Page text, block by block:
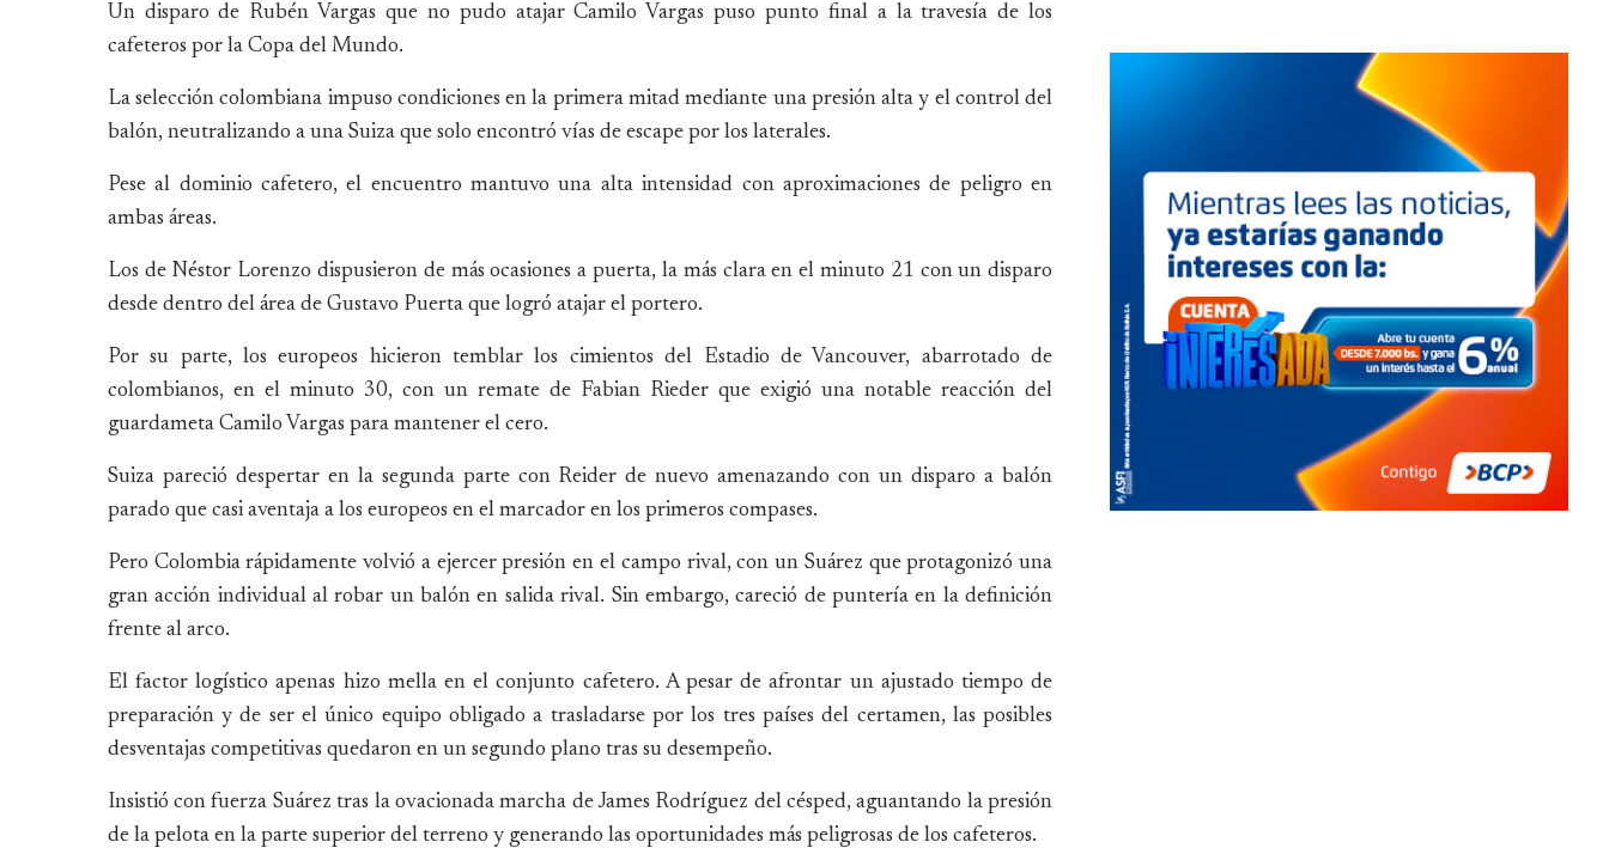
Un disparo de Rubén Vargas que no pudo atajar Camilo Vargas puso punto final a la travesía de los
cafeteros por la Copa del Mundo.
La selección colombiana impuso condiciones en la primera mitad mediante una presión alta y el control del
balón, neutralizando a una Suiza que solo encontró vías de escape por los laterales.
Pese al dominio cafetero, el encuentro mantuvo una alta intensidad con aproximaciones de peligro en
ambas áreas.
Los de Néstor Lorenzo dispusieron de más ocasiones a puerta, la más clara en el minuto 21 con un disparo
desde dentro del área de Gustavo Puerta que logró atajar el portero.
Por su parte, los europeos hicieron temblar los cimientos del Estadio de Vancouver, abarrotado de
colombianos, en el minuto 30, con un remate de Fabian Rieder que exigió una notable reacción del
guardameta Camilo Vargas para mantener el cero.
Suiza pareció despertar en la segunda parte con Reider de nuevo amenazando con un disparo a balón
parado que casi aventaja a los europeos en el marcador en los primeros compases.
Pero Colombia rápidamente volvió a ejercer presión en el campo rival, con un Suárez que protagonizó una
gran acción individual al robar un balón en salida rival. Sin embargo, careció de puntería en la definición
frente al arco.
El factor logístico apenas hizo mella en el conjunto cafetero. A pesar de afrontar un ajustado tiempo de
preparación y de ser el único equipo obligado a trasladarse por los tres países del certamen, las posibles
desventajas competitivas quedaron en un segundo plano tras su desempeño.
Insistió con fuerza Suárez tras la ovacionada marcha de James Rodríguez del césped, aguantando la presión
de la pelota en la parte superior del terreno y generando las oportunidades más peligrosas de los cafeteros.